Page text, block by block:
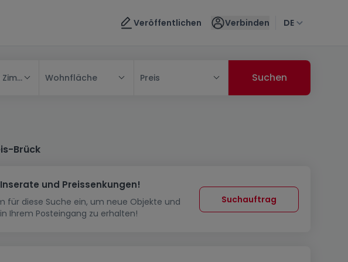
Veröffentlichen Verbinden DE
5 Zimmer Wohnfläche Preis
Brück
und Preissenkungen!
für diese Suche ein, um neue Objekte und
Ihrem Posteingang zu erhalten!
Suchauftrag